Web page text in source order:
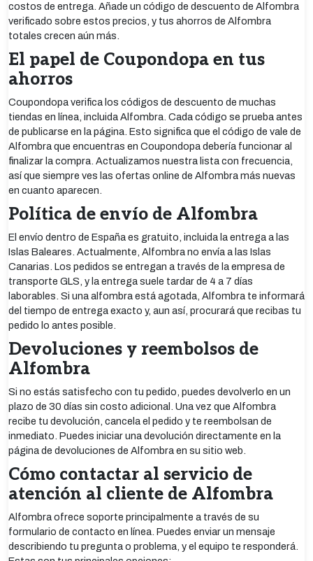
costos de entrega. Añade un código de descuento de Alfombra
verificado sobre estos precios, y tus ahorros de Alfombra
totales crecen aún más.
El papel de Coupondopa en tus
ahorros
Coupondopa verifica los códigos de descuento de muchas
tiendas en línea, incluida Alfombra. Cada código se prueba antes
de publicarse en la página. Esto significa que el código de vale de
Alfombra que encuentras en Coupondopa debería funcionar al
finalizar la compra. Actualizamos nuestra lista con frecuencia,
así que siempre ves las ofertas online de Alfombra más nuevas
en cuanto aparecen.
Política de envío de Alfombra
El envío dentro de España es gratuito, incluida la entrega a las
Islas Baleares. Actualmente, Alfombra no envía a las Islas
Canarias. Los pedidos se entregan a través de la empresa de
transporte GLS, y la entrega suele tardar de 4 a 7 días
laborables. Si una alfombra está agotada, Alfombra te informará
del tiempo de entrega exacto y, aun así, procurará que recibas tu
pedido lo antes posible.
Devoluciones y reembolsos de
Alfombra
Si no estás satisfecho con tu pedido, puedes devolverlo en un
plazo de 30 días sin costo adicional. Una vez que Alfombra
recibe tu devolución, cancela el pedido y te reembolsan de
inmediato. Puedes iniciar una devolución directamente en la
página de devoluciones de Alfombra en su sitio web.
Cómo contactar al servicio de
atención al cliente de Alfombra
Alfombra ofrece soporte principalmente a través de su
formulario de contacto en línea. Puedes enviar un mensaje
describiendo tu pregunta o problema, y el equipo te responderá.